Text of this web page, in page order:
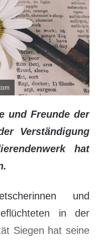
und Freunde der
Verständigung
hat
und
in der
Siegen hat seine